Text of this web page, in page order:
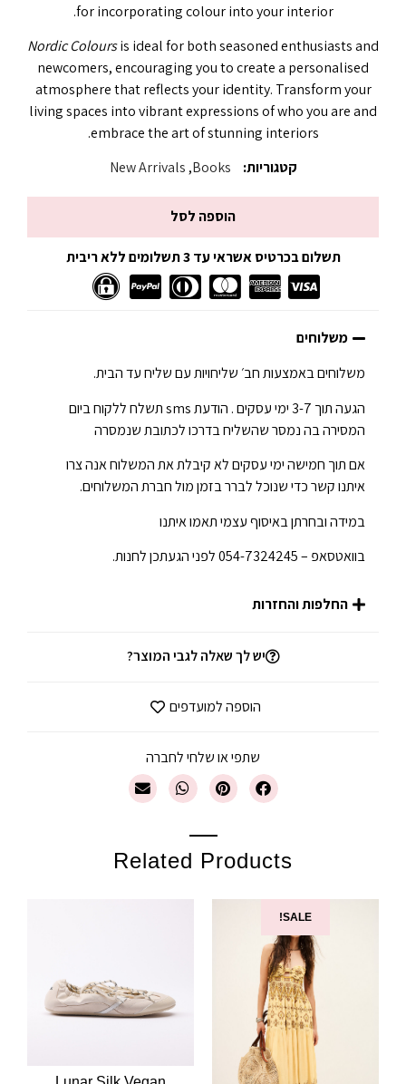
for incorporating colour into your interior.
Nordic Coloursis ideal for both seasoned enthusiasts and
newcomers, encouraging you to create a personalised
atmosphere that reflects your identity. Transform your
living spaces into vibrant expressions of who you are and
embrace the art of stunning interiors.
קטגוריות:
Books
,
New Arrivals
הוספה לסל
תשלום בכרטיס אשראי עד 3 תשלומים ללא ריבית
משלוחים
משלוחים באמצעות חב׳ שליחויות עם שליח עד הבית.
הגעה תוך 3-7 ימי עסקים . הודעת sms תשלח ללקוח ביום
המסירה בה נמסר שהשליח בדרכו לכתובת שנמסרה
אם תוך חמישה ימי עסקים לא קיבלת את המשלוח אנה צרו
איתנו קשר כדי שנוכל לברר בזמן מול חברת המשלוחים.
במידה ובחרתן באיסוף עצמי תאמו איתנו
בוואטסאפ – 054-7324245 לפני הגעתכן לחנות.
החלפות והחזרות
יש לך שאלה לגבי המוצר?
הוספה למועדפים
שתפי או שלחי לחברה
Related Products
SALE!